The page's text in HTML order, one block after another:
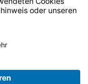
zzgl.
GmbH